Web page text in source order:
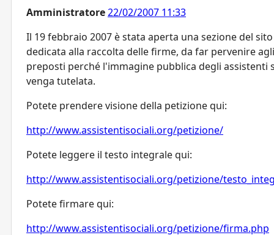
Amministratore22/02/2007 11:33
Il 19 febbraio 2007 è stata aperta una sezione del sito
dedicata alla raccolta delle firme, da far pervenire
preposti perché l'immagine pubblica degli assistenti
venga tutelata.
Potete prendere visione della petizione qui:
http://www.assistentisociali.org/petizione/
Potete leggere il testo integrale qui:
http://www.assistentisociali.org/petizione/
Potete firmare qui:
http://www.assistentisociali.org/petizione/firma.php